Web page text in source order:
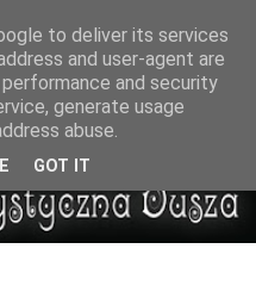
to deliver its services
and user-agent are
and security
generate usage
abuse.
GOT IT